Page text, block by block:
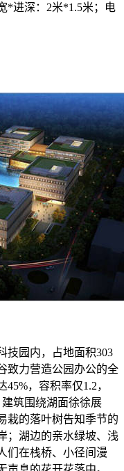
*进深：2米*1.5米；电
技园内，占地面积303
致力营造公园办公的全
，容积率仅1.2，
筑围绕湖面徐徐展
栽的落叶树告知季节的
；湖边的亲水绿坡、浅
们在栈桥、小径间漫